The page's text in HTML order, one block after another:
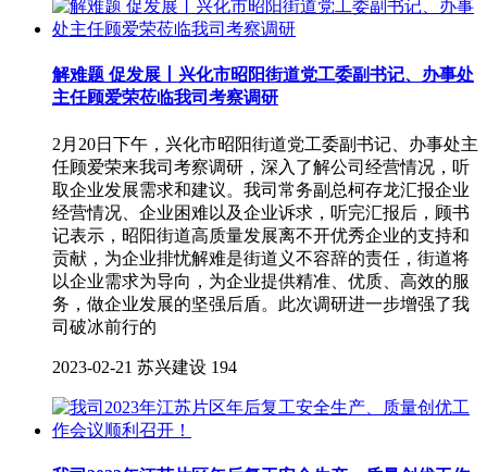
解难题 促发展丨兴化市昭阳街道党工委副书记、办事处
主任顾爱荣莅临我司考察调研
2月20日下午，兴化市昭阳街道党工委副书记、办事处主
任顾爱荣来我司考察调研，深入了解公司经营情况，听
取企业发展需求和建议。我司常务副总柯存龙汇报企业
经营情况、企业困难以及企业诉求，听完汇报后，顾书
记表示，昭阳街道高质量发展离不开优秀企业的支持和
贡献，为企业排忧解难是街道义不容辞的责任，街道将
以企业需求为导向，为企业提供精准、优质、高效的服
务，做企业发展的坚强后盾。此次调研进一步增强了我
司破冰前行的
2023-02-21 苏兴建设 194